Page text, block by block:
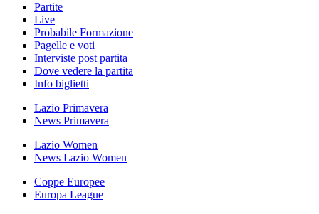
Partite
Live
Probabile Formazione
Pagelle e voti
Interviste post partita
Dove vedere la partita
Info biglietti
Lazio Primavera
News Primavera
Lazio Women
News Lazio Women
Coppe Europee
Europa League